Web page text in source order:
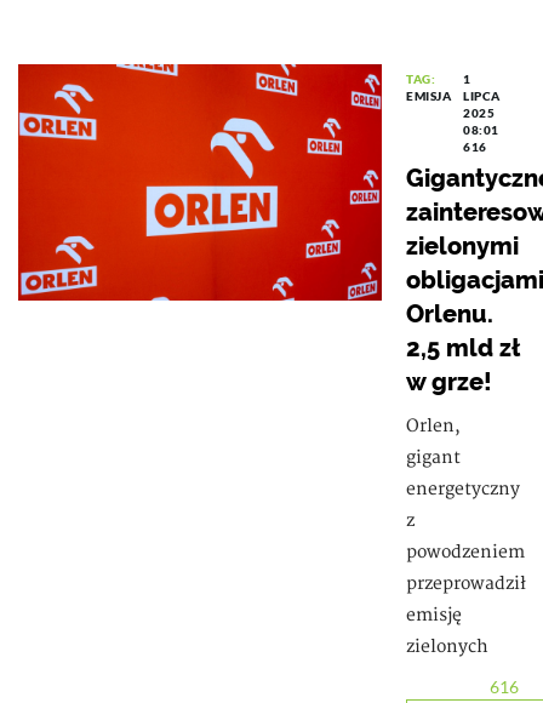
TAG:
EMISJA
1
LIPCA
2025
08:01
616
zielonymi
obligacjami
Orlenu.
2,5 mld zł
w grze!
Orlen,
gigant
energetyczny
z
powodzeniem
przeprowadził
emisję
zielonych
616